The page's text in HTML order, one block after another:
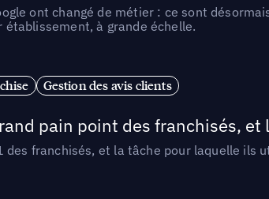
ont changé de métier : ce sont
à grande échelle.
Gestion des avis clients
pain point des franchisés,
des franchisés, et la tâche pour laquelle